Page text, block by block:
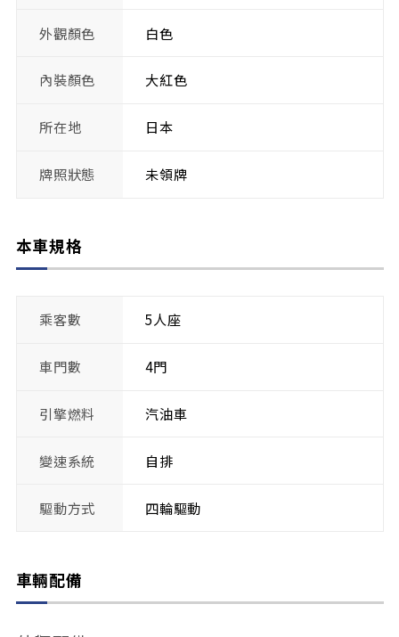
外觀顏色 白色
內裝顏色 大紅色
所在地 日本
牌照狀態 未領牌
本車規格
乘客數 5人座
車門數 4門
引擎燃料 汽油車
變速系統 自排
驅動方式 四輪驅動
車輛配備